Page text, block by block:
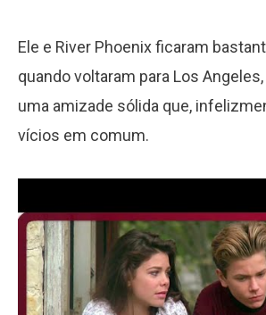
Ele e River Phoenix ficaram
quando voltaram para Los
uma amizade sólida que,
vícios em comum.